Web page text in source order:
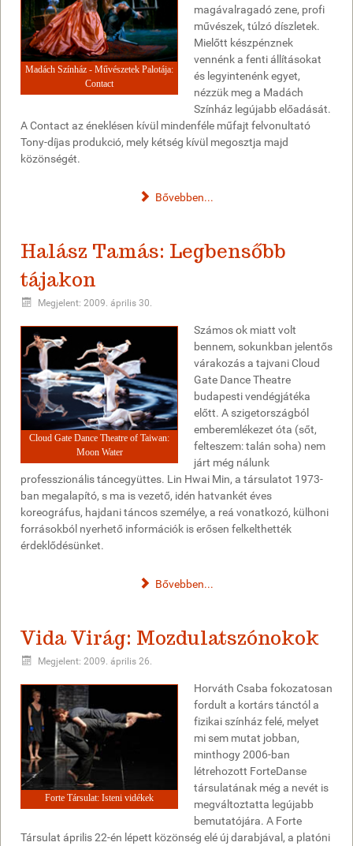
Madách Színház - Művészetek Palotája:
Contact
magávalragadó zene, profi
művészek, túlzó díszletek.
Mielőtt készpénznek
vennénk a fenti állításokat
és legyintenénk egyet,
nézzük meg a Madách
Színház legújabb előadását.
A Contact az éneklésen kívül mindenféle műfajt felvonultató
Tony-díjas produkció, mely kétség kívül megosztja majd
közönségét.
Bővebben...
Halász Tamás: Legbensőbb
tájakon
Megjelent: 2009. április 30.
Cloud Gate Dance Theatre of Taiwan:
Moon Water
Számos ok miatt volt
bennem, sokunkban jelentős
várakozás a tajvani Cloud
Gate Dance Theatre
budapesti vendégjátéka
előtt. A szigetországból
emberemlékezet óta (sőt,
felteszem: talán soha) nem
járt még nálunk
professzionális táncegyüttes. Lin Hwai Min, a társulatot 1973-
ban megalapító, s ma is vezető, idén hatvankét éves
koreográfus, hajdani táncos személye, a reá vonatkozó, külhoni
forrásokból nyerhető információk is erősen felkelthették
érdeklődésünket.
Bővebben...
Vida Virág: Mozdulatszónokok
Megjelent: 2009. április 26.
Forte Társulat: Isteni vidékek
Horváth Csaba fokozatosan
fordult a kortárs tánctól a
fizikai színház felé, melyet
mi sem mutat jobban,
minthogy 2006-ban
létrehozott ForteDanse
társulatának még a nevét is
megváltoztatta legújabb
bemutatójára. A Forte
Társulat április 22-én lépett közönség elé új darabjával, a platóni